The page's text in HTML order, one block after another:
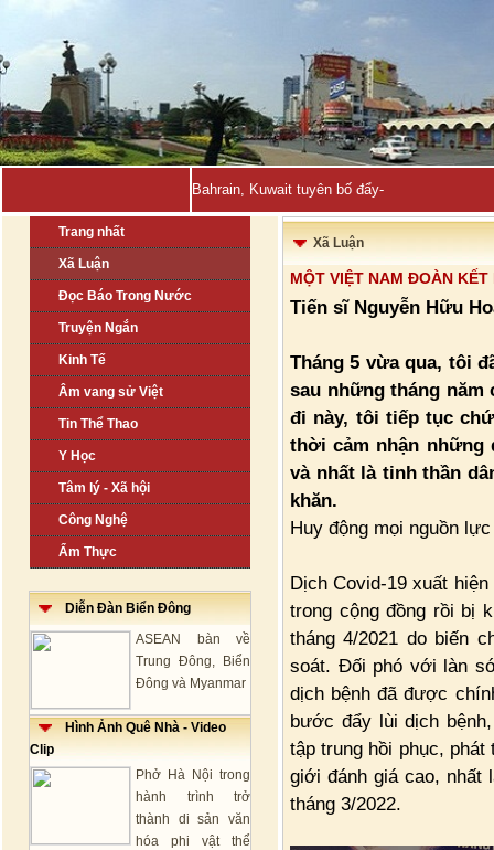
Bahrain, Kuwait tuyên bố đẩy lùi hàng loạt
Trang nhất
Xã Luận
Đọc Báo Trong Nước
Truyện Ngắn
Kinh Tế
Âm vang sử Việt
Tin Thể Thao
Y Học
Tâm lý - Xã hội
Công Nghệ
Ẩm Thực
Diễn Đàn Biển Đông
ASEAN bàn về
Trung Đông, Biển
Đông và Myanmar
Hình Ảnh Quê Nhà - Video
Clip
Phở Hà Nội trong
hành trình trở
thành di sản văn
hóa phi vật thể
Xã Luận
MỘT VIỆT NAM ĐOÀN
Tiến sĩ Nguyễn Hữu
Tháng 5 vừa qua, tôi
sau những tháng năm
đi này, tôi tiếp tục
thời cảm nhận những
và nhất là tinh thần
khăn.
Huy động mọi nguồn
Dịch Covid-19 xuất
trong cộng đồng rồi bị
tháng 4/2021 do biến
soát. Đối phó với làn
dịch bệnh đã được
bước đẩy lùi dịch
tập trung hồi phục,
giới đánh giá cao, nhất
tháng 3/2022.